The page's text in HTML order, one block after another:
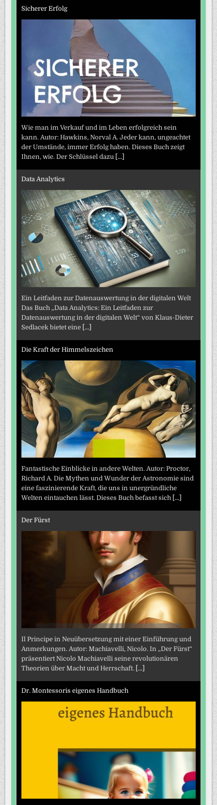
Sicherer Erfolg
Wie man im Verkauf und im Leben erfolgreich sein
kann. Autor: Hawkins, Norval A. Jeder kann, ungeachtet
der Umstände, immer Erfolg haben. Dieses Buch zeigt
Ihnen, wie. Der Schlüssel dazu [...]
Data Analytics
Ein Leitfaden zur Datenauswertung in der digitalen Welt
Das Buch „Data Analytics: Ein Leitfaden zur
Datenauswertung in der digitalen Welt“ von Klaus-Dieter
Sedlacek bietet eine [...]
Die Kraft der Himmelszeichen
Fantastische Einblicke in andere Welten. Autor: Proctor,
Richard A. Die Mythen und Wunder der Astronomie sind
eine faszinierende Kraft, die uns in unergründliche
Welten eintauchen lässt. Dieses Buch befasst sich [...]
Der Fürst
Il Principe in Neuübersetzung mit einer Einführung und
Anmerkungen. Autor: Machiavelli, Nicolo. In „Der Fürst“
präsentiert Nicolo Machiavelli seine revolutionären
Theorien über Macht und Herrschaft. [...]
Dr. Montessoris eigenes Handbuch